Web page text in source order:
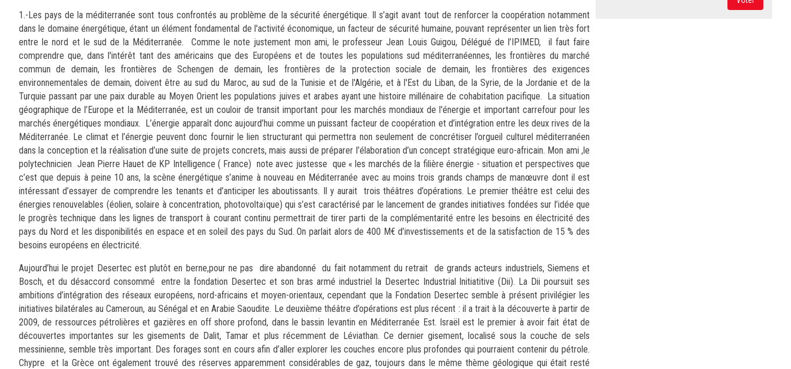
1.-Les pays de la méditerranée sont tous confrontés au problème de la sécurité énergétique. Il s’agit avant tout de renforcer la coopération notamment
dans le domaine énergétique, étant un élément fondamental de l'activité économique, un facteur de sécurité humaine, pouvant représenter un lien très fort
entre le nord et le sud de la Méditerranée. Comme le note justement mon ami, le professeur Jean Louis Guigou, Délégué de l’IPIMED, il faut faire
comprendre que, dans l'intérêt tant des américains que des Européens et de toutes les populations sud méditerranéennes, les frontières du marché
commun de demain, les frontières de Schengen de demain, les frontières de la protection sociale de demain, les frontières des exigences
environnementales de demain, doivent être au sud du Maroc, au sud de la Tunisie et de l'Algérie, et à l'Est du Liban, de la Syrie, de la Jordanie et de la
Turquie passant par une paix durable au Moyen Orient les populations juives et arabes ayant une histoire millénaire de cohabitation pacifique. La situation
géographique de l’Europe et la Méditerranée, est un couloir de transit important pour les marchés mondiaux de l'énergie et important carrefour pour les
marchés énergétiques mondiaux. L’énergie apparaît donc aujourd’hui comme un puissant facteur de coopération et d’intégration entre les deux rives de la
Méditerranée. Le climat et l’énergie peuvent donc fournir le lien structurant qui permettra non seulement de concrétiser l’orgueil culturel méditerranéen
dans la conception et la réalisation d’une suite de projets concrets, mais aussi de préparer l’élaboration d’un concept stratégique euro-africain. Mon ami ,le
polytechnicien Jean Pierre Hauet de KP Intelligence ( France) note avec justesse que « les marchés de la filière énergie - situation et perspectives que
c’est que depuis à peine 10 ans, la scène énergétique s’anime à nouveau en Méditerranée avec au moins trois grands champs de manœuvre dont il est
intéressant d’essayer de comprendre les tenants et d’anticiper les aboutissants. Il y aurait trois théâtres d’opérations. Le premier théâtre est celui des
énergies renouvelables (éolien, solaire à concentration, photovoltaïque) qui s’est caractérisé par le lancement de grandes initiatives fondées sur l’idée que
le progrès technique dans les lignes de transport à courant continu permettrait de tirer parti de la complémentarité entre les besoins en électricité des
pays du Nord et les disponibilités en espace et en soleil des pays du Sud. On parlait alors de 400 M€ d’investissements et de la satisfaction de 15 % des
besoins européens en électricité.
Aujourd’hui le projet Desertec est plutôt en berne,pour ne pas dire abandonné du fait notamment du retrait de grands acteurs industriels, Siemens et
Bosch, et du désaccord consommé entre la fondation Desertec et son bras armé industriel la Desertec Industrial Initiatitive (Dii). La Dii poursuit ses
ambitions d’intégration des réseaux européens, nord-africains et moyen-orientaux, cependant que la Fondation Desertec semble à présent privilégier les
initiatives bilatérales au Cameroun, au Sénégal et en Arabie Saoudite. Le deuxième théâtre d’opérations est plus récent : il a trait à la découverte à partir de
2009, de ressources pétrolières et gazières en off shore profond, dans le bassin levantin en Méditerranée Est. Israël est le premier à avoir fait état de
découvertes importantes sur les gisements de Dalit, Tamar et plus récemment de Léviathan. Ce dernier gisement, localisé sous la couche de sels
messinienne, semble très important. Des forages sont en cours afin d’aller explorer les couches encore plus profondes qui pourraient contenir du pétrole.
Chypre et la Grèce ont également trouvé des réserves apparemment considérables de gaz, toujours dans le même thème géologique qui était resté